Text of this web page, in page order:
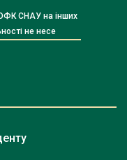
СНАУ на інших
не несе